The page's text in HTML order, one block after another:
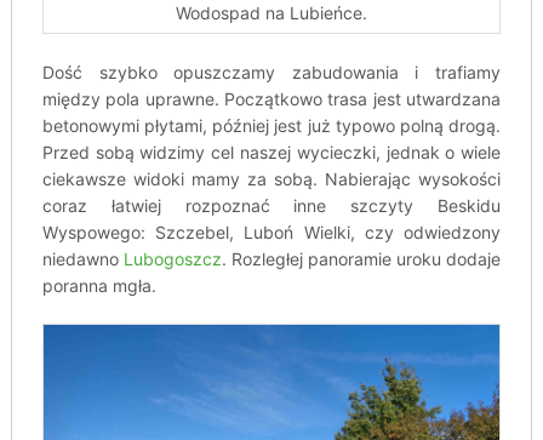
Wodospad na Lubieńce.
Dość szybko opuszczamy zabudowania i trafiamy
między pola uprawne. Początkowo trasa jest utwardzana
betonowymi płytami, później jest już typowo polną drogą.
Przed sobą widzimy cel naszej wycieczki, jednak o wiele
ciekawsze widoki mamy za sobą. Nabierając wysokości
coraz łatwiej rozpoznać inne szczyty Beskidu
Wyspowego: Szczebel, Luboń Wielki, czy odwiedzony
niedawno Lubogoszcz. Rozległej panoramie uroku dodaje
poranna mgła.